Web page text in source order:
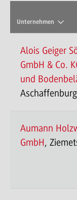
Unternehmen
Alois Geiger
GmbH & Co.
und
Aschaffenburg
Aumann
GmbH,